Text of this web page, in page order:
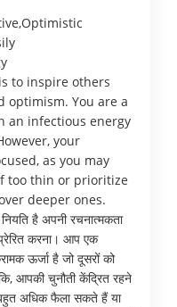
to inspire others
optimism. You are a
an infectious energy
your
as you may
too thin or prioritize
deeper ones.
है अपनी रचनात्मकता
करना। आप एक
ऊर्जा है जो दूसरों को
आपकी चुनौती केंद्रित रहने
अधिक फैला सकते हैं या